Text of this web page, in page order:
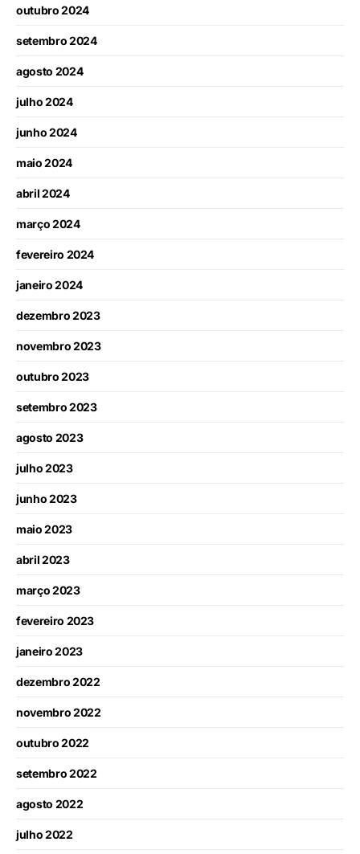
outubro 2024
setembro 2024
agosto 2024
julho 2024
junho 2024
maio 2024
abril 2024
março 2024
fevereiro 2024
janeiro 2024
dezembro 2023
novembro 2023
outubro 2023
setembro 2023
agosto 2023
julho 2023
junho 2023
maio 2023
abril 2023
março 2023
fevereiro 2023
janeiro 2023
dezembro 2022
novembro 2022
outubro 2022
setembro 2022
agosto 2022
julho 2022